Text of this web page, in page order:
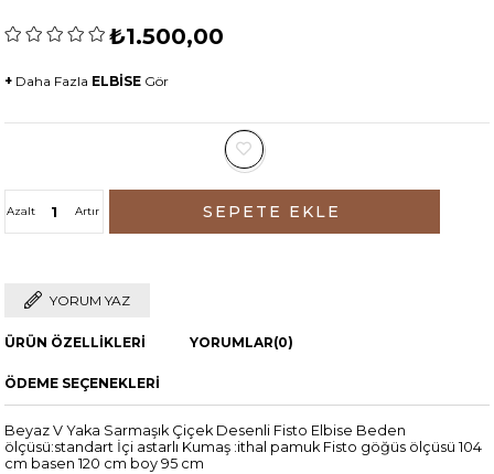
₺1.500,00
+ Daha Fazla ELBİSE Gör
Artır
Azalt
YORUM YAZ
ÜRÜN ÖZELLIKLERI YORUMLAR(0)
ÖDEME SEÇENEKLERI
Beyaz V Yaka Sarmaşık Çiçek Desenli Fisto Elbise Beden
ölçüsü:standart İçi astarlı Kumaş :ithal pamuk Fisto göğüs ölçüsü 104
cm basen 120 cm boy 95 cm